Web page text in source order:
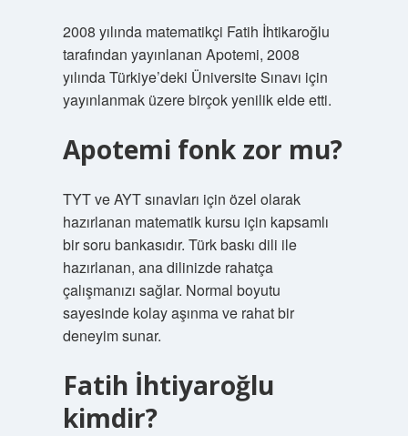
2008 yılında matematikçi Fatih İhtikaroğlu
tarafından yayınlanan Apotemi, 2008
yılında Türkiye’deki Üniversite Sınavı için
yayınlanmak üzere birçok yenilik elde etti.
Apotemi fonk zor mu?
TYT ve AYT sınavları için özel olarak
hazırlanan matematik kursu için kapsamlı
bir soru bankasıdır. Türk baskı dili ile
hazırlanan, ana dilinizde rahatça
çalışmanızı sağlar. Normal boyutu
sayesinde kolay aşınma ve rahat bir
deneyim sunar.
Fatih İhtiyaroğlu
kimdir?